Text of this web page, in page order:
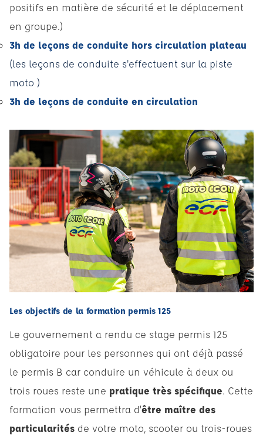
positifs en matière de sécurité et le déplacement
en groupe.)
3h de leçons de conduite hors circulation plateau
(les leçons de conduite s'effectuent sur la piste
moto )
3h de leçons de conduite en circulation
Les objectifs de la formation permis 125
Le gouvernement a rendu ce stage permis 125
obligatoire pour les personnes qui ont déjà passé
le permis B car conduire un véhicule à deux ou
trois roues reste une pratique très spécifique. Cette
formation vous permettra d’être maître des
particularités de votre moto, scooter ou trois-roues